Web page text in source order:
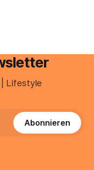
Lifestyle
Abonnieren